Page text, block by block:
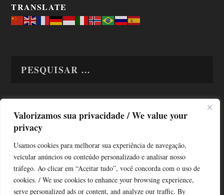
Valorizamos sua privacidade / We value your
privacy
Usamos cookies para melhorar sua experiência de navegação,
veicular anúncios ou conteúdo personalizado e analisar nosso
tráfego. Ao clicar em “Aceitar tudo”, você concorda com o uso de
cookies. / We use cookies to enhance your browsing experience,
serve personalized ads or content, and analyze our traffic. By
TRANSLATE
TODAS OS ASSUNTOS